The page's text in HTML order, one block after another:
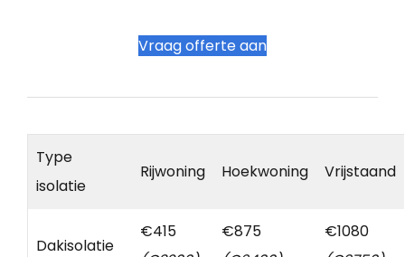
Vraag offerte aan
Type
isolatie
Rijwoning Hoekwoning Vrijstaand
Dakisolatie
€415
€875
€1080